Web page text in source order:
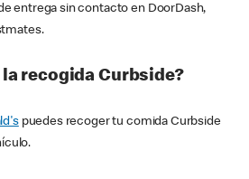
entrega sin contacto en DoorDash,
recogida Curbside?
puedes recoger tu comida Curbside